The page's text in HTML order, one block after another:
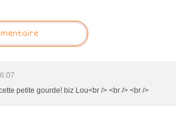
petite gourde! biz Lou<br /> <br /> <br />